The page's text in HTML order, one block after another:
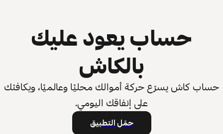
حساب يعود عليك
بالكاش
حساب كاش يسرّع حركة أموالك محليًا وعالميًا، ويكافئك
على إنفاقك اليومي.
حمّل التطبيق